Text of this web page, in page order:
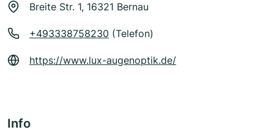
Breite Str. 1, 16321 Bernau
+493338758230 (Telefon)
https://www.lux-augenoptik.de/
Info